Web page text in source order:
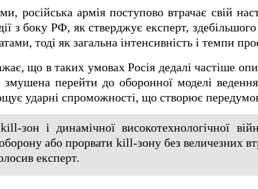
російська армія поступово втрачає свій
з боку РФ, як стверджує експерт,
тоді як загальна інтенсивність і темпи
що в таких умовах Росія дедалі частіше
перейти до оборонної моделі
ударні спроможності, що створює
зон і динамічної високотехнологічної
або прорвати kill-зону без величезних
експерт.